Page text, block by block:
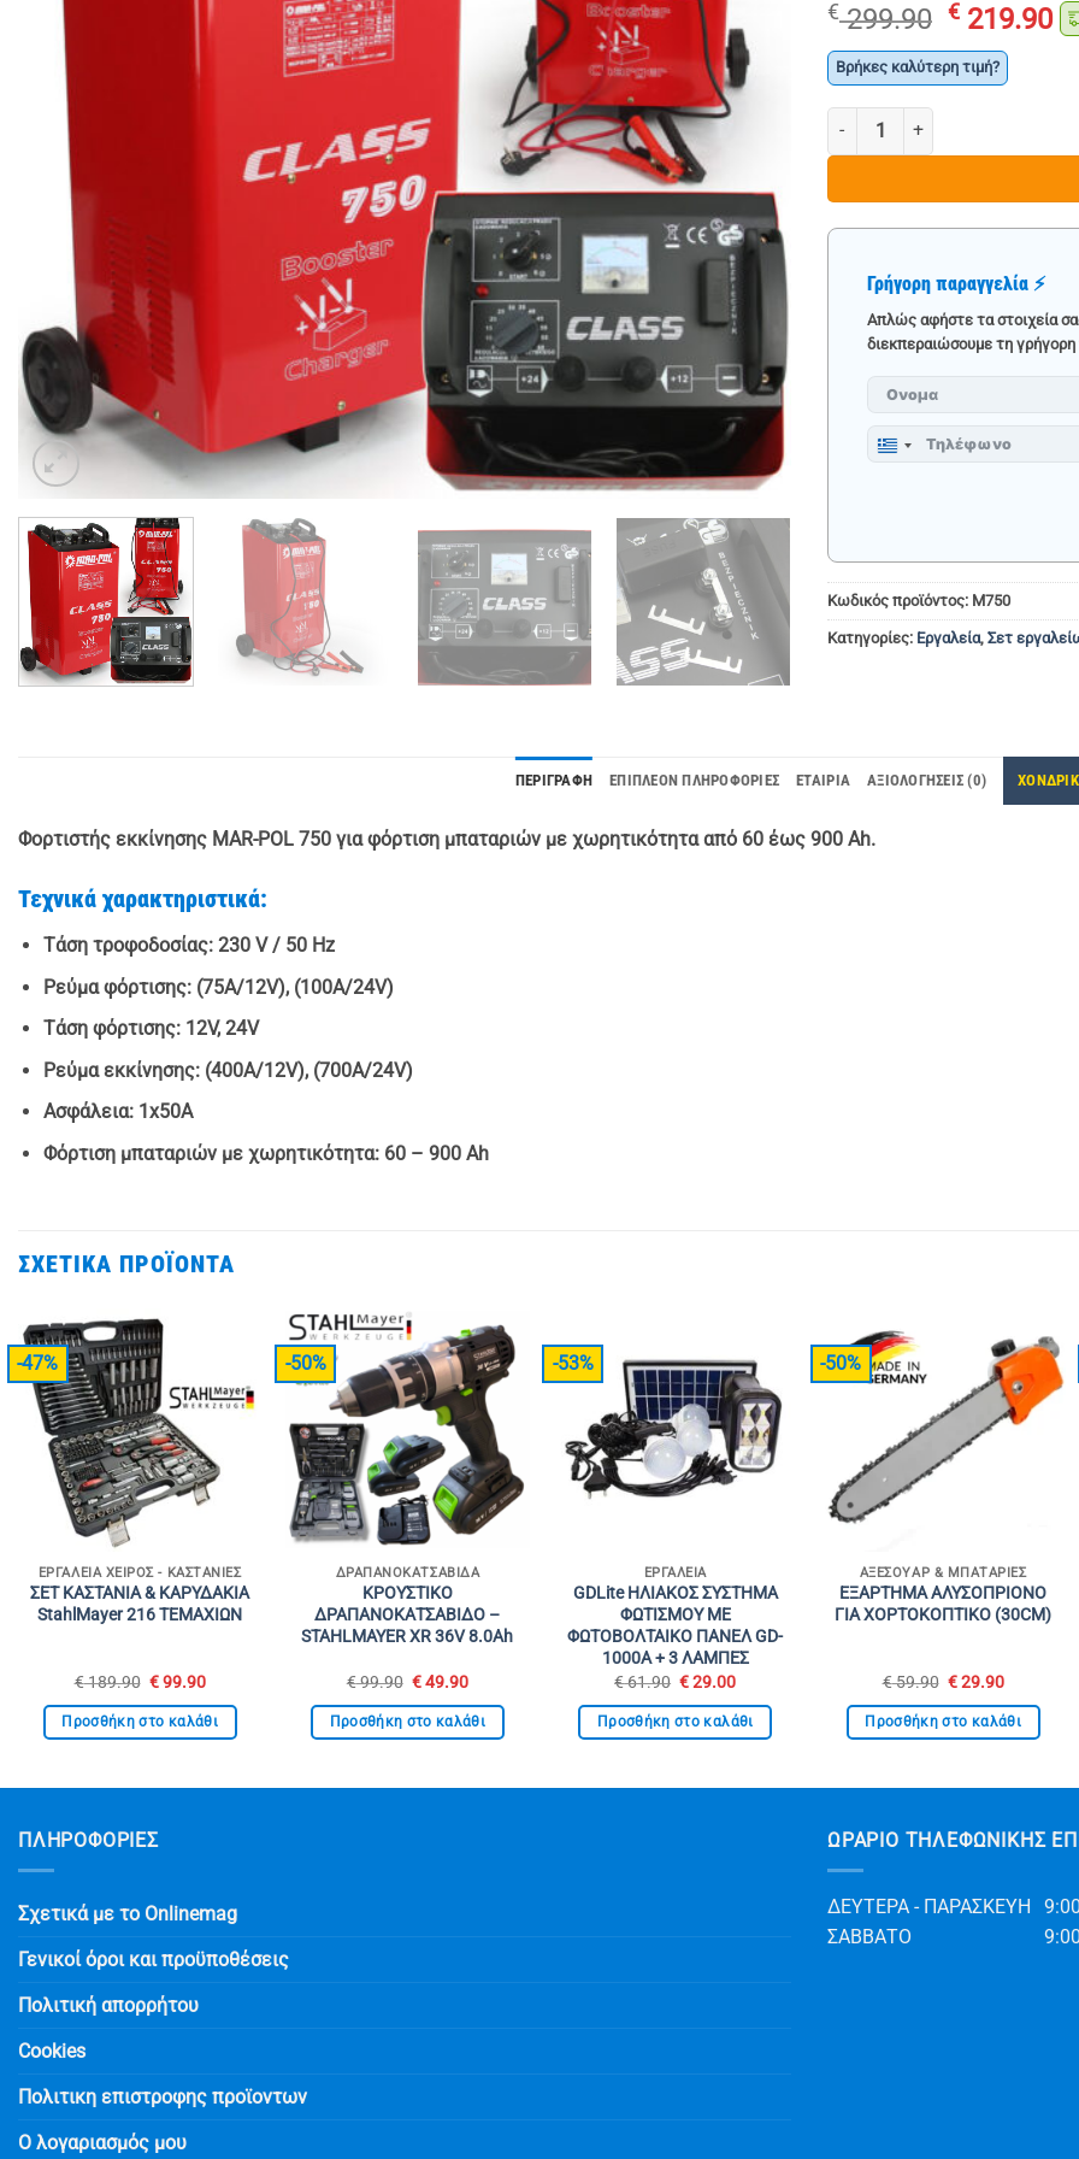
€299.90 Original
price
was:
€ 219.90Η
Βρήκες καλύτερη τιμή?
ΦΟΡΤΙΣΤΗΣ - ΕΚΚΙΝΗΤΗΣ
Γρήγορη παραγγελία ⚡
Απλώς αφήστε τα στοιχεία
διεκπεραιώσουμε τη
Greece
Κωδικός προϊόντος: Μ750
Κατηγορίες: Εργαλεία, Σετ
ΠΕΡΙΓΡΑΦΉ ΕΠΙΠΛΈΟΝ ΠΛΗΡΟΦΟΡΊΕΣ ΕΤΑΙΡΊΑ ΑΞΙΟΛΟΓΉΣΕΙΣ (0)
Φορτιστής εκκίνησης MAR-POL 750 για φόρτιση μπαταριών με χωρητικότητα από 60 έως 900 Ah.
Τεχνικά χαρακτηριστικά:
Τάση τροφοδοσίας: 230 V / 50 Hz
Ρεύμα φόρτισης: (75A/12V), (100A/24V)
Τάση φόρτισης: 12V, 24V
Ρεύμα εκκίνησης: (400A/12V), (700A/24V)
Ασφάλεια: 1x50A
Φόρτιση μπαταριών με χωρητικότητα: 60 – 900 Ah
ΣΧΕΤΙΚΆ ΠΡΟΪΌΝΤΑ
-47%
ΕΡΓΑΛΕΊΑ ΧΕΙΡΌΣ - ΚΑΣΤΆΝΙΕΣ
ΣΕΤ ΚΑΣΤΑΝΙΑ & ΚΑΡΥΔΑΚΙΑ
StahlMayer 216 ΤΕΜΑΧΙΩΝ
€189.90 Original
was:
€ 189.90.
€99.90Η
τιμή
είναι:
Προσθήκη στο καλάθι
-50%
ΔΡΑΠΑΝΟΚΑΤΣΆΒΙΔΑ
ΚΡΟΥΣΤΙΚΟ
ΔΡΑΠΑΝΟΚΑΤΣΑΒΙΔΟ –
STAHLMAYER XR 36V 8.0Ah
€99.90 Original
was:
€ 99.90.
€49.90Η
τιμή
είναι:
Προσθήκη στο καλάθι
-53%
ΕΡΓΑΛΕΊΑ
GDLite ΗΛΙΑΚΟΣ ΣΥΣΤΗΜΑ
ΦΩΤΙΣΜΟΥ ΜΕ
ΦΩΤΟΒΟΛΤΑΙΚΟ ΠΑΝΕΛ GD-
1000A + 3 ΛΑΜΠΕΣ
€61.90 Original
was:
€ 61.90.
€29.00Η
τιμή
είναι:
Προσθήκη στο καλάθι
-50%
ΑΞΕΣΟΥΆΡ & ΜΠΑΤΑΡΊΕΣ
ΕΞΑΡΤΗΜΑ ΑΛΥΣΟΠΡΙΟΝΟ
ΓΙΑ ΧΟΡΤΟΚΟΠΤΙΚΟ (30CM)
€59.90 Original
was:
€ 59.90.
€29.90Η
τιμή
είναι:
Προσθήκη στο καλάθι
ΠΛΗΡΟΦΟΡΙΕΣ
Σχετικά με το Onlinemag
Γενικοί όροι και προϋποθέσεις
Πολιτική απορρήτου
Cookies
Πολιτικη επιστροφης προϊοντων
Ο λογαριασμός μου
ΩΡΆΡΙΟ ΤΗΛΕΦΩΝΙΚΉΣ
ΔΕΥΤΕΡΑ - ΠΑΡΑΣΚΕΥΗ
ΣΑΒΒΑΤΟ